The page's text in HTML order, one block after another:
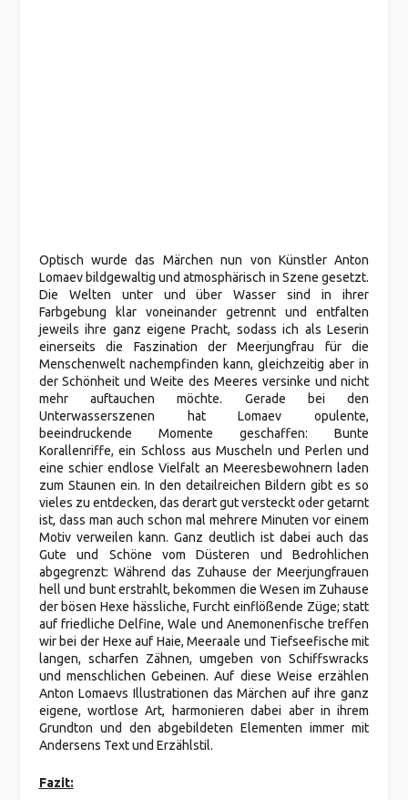
Optisch wurde das Märchen nun von Künstler Anton
Lomaev bildgewaltig und atmosphärisch in Szene gesetzt.
Die Welten unter und über Wasser sind in ihrer
Farbgebung klar voneinander getrennt und entfalten
jeweils ihre ganz eigene Pracht, sodass ich als Leserin
einerseits die Faszination der Meerjungfrau für die
Menschenwelt nachempfinden kann, gleichzeitig aber in
der Schönheit und Weite des Meeres versinke und nicht
mehr auftauchen möchte. Gerade bei den
Unterwasserszenen hat Lomaev opulente,
beeindruckende Momente geschaffen: Bunte
Korallenriffe, ein Schloss aus Muscheln und Perlen und
eine schier endlose Vielfalt an Meeresbewohnern laden
zum Staunen ein. In den detailreichen Bildern gibt es so
vieles zu entdecken, das derart gut versteckt oder getarnt
ist, dass man auch schon mal mehrere Minuten vor einem
Motiv verweilen kann. Ganz deutlich ist dabei auch das
Gute und Schöne vom Düsteren und Bedrohlichen
abgegrenzt: Während das Zuhause der Meerjungfrauen
hell und bunt erstrahlt, bekommen die Wesen im Zuhause
der bösen Hexe hässliche, Furcht einflößende Züge; statt
auf friedliche Delfine, Wale und Anemonenfische treffen
wir bei der Hexe auf Haie, Meeraale und Tiefseefische mit
langen, scharfen Zähnen, umgeben von Schiffswracks
und menschlichen Gebeinen. Auf diese Weise erzählen
Anton Lomaevs Illustrationen das Märchen auf ihre ganz
eigene, wortlose Art, harmonieren dabei aber in ihrem
Grundton und den abgebildeten Elementen immer mit
Andersens Text und Erzählstil.
Fazit: